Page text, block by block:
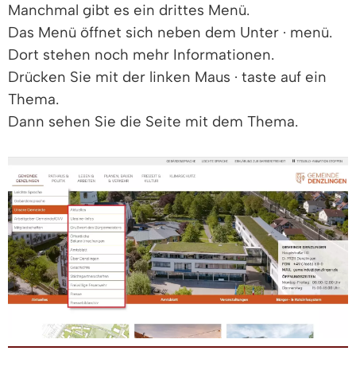
Manchmal gibt es ein drittes Menü.
Das Menü öffnet sich neben dem Unter · menü.
Dort stehen noch mehr Informationen.
Drücken Sie mit der linken Maus · taste auf ein
Thema.
Dann sehen Sie die Seite mit dem Thema.